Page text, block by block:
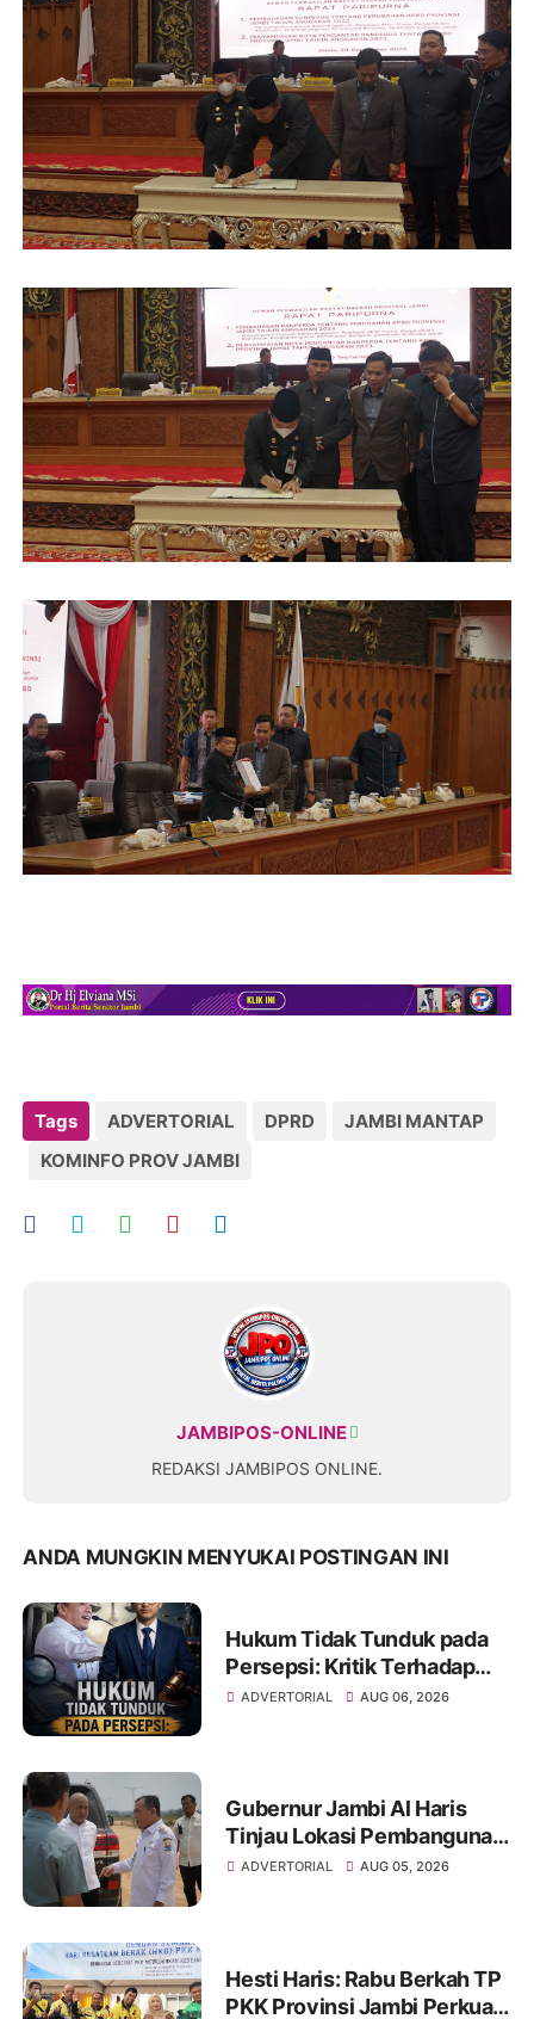
Tags ADVERTORIAL DPRD
JAMBI MANTAP
KOMINFO PROV JAMBI
JAMBIPOS-ONLINE
REDAKSI JAMBIPOS ONLINE.
ANDA MUNGKIN MENYUKAI POSTINGAN INI
Hukum Tidak Tunduk pada
Persepsi: Kritik Terhadap
Monopoli Kebenaran oleh
ADVERTORIAL AUG 06, 2026
Gubernur Jambi Al Haris
Tinjau Lokasi Pembangunan
Sekolah Rakyat dan Lokasi
ADVERTORIAL AUG 05, 2026
Hesti Haris: Rabu Berkah TP
PKK Provinsi Jambi Perkuat